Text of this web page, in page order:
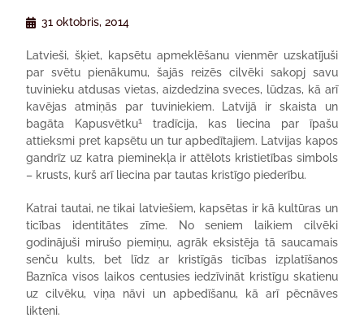
31 oktobris, 2014
Latvieši, šķiet, kapsētu apmeklēšanu vienmēr uzskatījuši
par svētu pienākumu, šajās reizēs cilvēki sakopj savu
tuvinieku atdusas vietas, aizdedzina sveces, lūdzas, kā arī
kavējas atmiņās par tuviniekiem. Latvijā ir skaista un
bagāta Kapusvētku1
tradīcija, kas liecina par īpašu
attieksmi pret kapsētu un tur apbedītajiem. Latvijas kapos
gandrīz uz katra pieminekļa ir attēlots kristietības simbols
– krusts, kurš arī liecina par tautas kristīgo piederību.
Katrai tautai, ne tikai latviešiem, kapsētas ir kā kultūras un
ticības identitātes zīme. No seniem laikiem cilvēki
godinājuši mirušo piemiņu, agrāk eksistēja tā saucamais
senču kults, bet līdz ar kristīgās ticības izplatīšanos
Baznīca visos laikos centusies iedzīvināt kristīgu skatienu
uz cilvēku, viņa nāvi un apbedīšanu, kā arī pēcnāves
likteni.